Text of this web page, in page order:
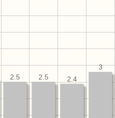
3
2.4
2.5
2.5